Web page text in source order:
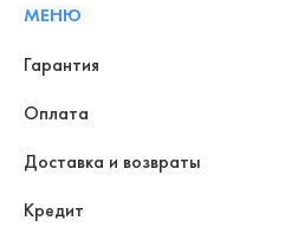
МЕНЮ
Гарантия
Оплата
Доставка и возвраты
Кредит